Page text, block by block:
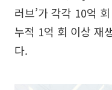
러브’가 각각 10억
누적 1억 회 이상 재
다.